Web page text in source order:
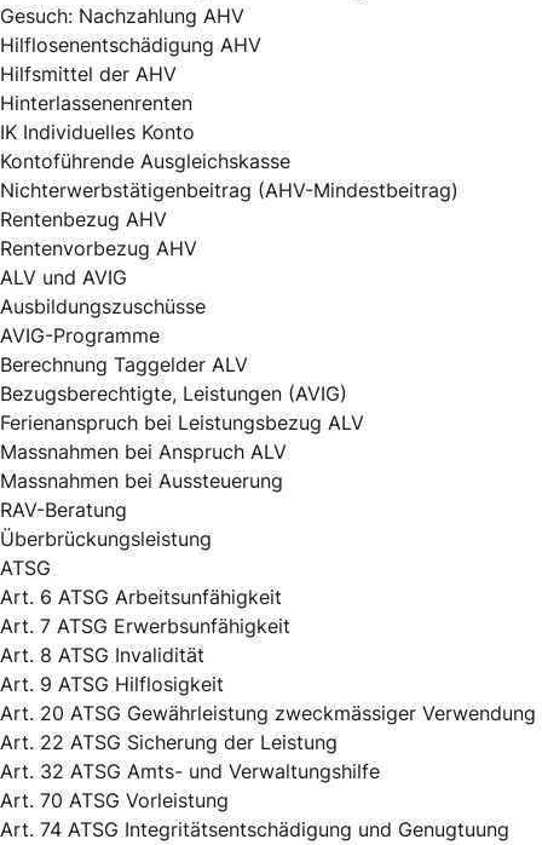
Gesuch: Nachzahlung AHV
Hilflosenentschädigung AHV
Hilfsmittel der AHV
Hinterlassenenrenten
IK Individuelles Konto
Kontoführende Ausgleichskasse
Nichterwerbstätigenbeitrag (AHV-Mindestbeitrag)
Rentenbezug AHV
Rentenvorbezug AHV
ALV und AVIG
Ausbildungszuschüsse
AVIG-Programme
Berechnung Taggelder ALV
Bezugsberechtigte, Leistungen (AVIG)
Ferienanspruch bei Leistungsbezug ALV
Massnahmen bei Anspruch ALV
Massnahmen bei Aussteuerung
RAV-Beratung
Überbrückungsleistung
ATSG
Art. 6 ATSG Arbeitsunfähigkeit
Art. 7 ATSG Erwerbsunfähigkeit
Art. 8 ATSG Invalidität
Art. 9 ATSG Hilflosigkeit
Art. 20 ATSG Gewährleistung zweckmässiger Verwendung
Art. 22 ATSG Sicherung der Leistung
Art. 32 ATSG Amts- und Verwaltungshilfe
Art. 70 ATSG Vorleistung
Art. 74 ATSG Integritätsentschädigung und Genugtuung